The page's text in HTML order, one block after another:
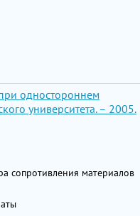
одностороннем
университета. – 2005.
сопротивления материалов